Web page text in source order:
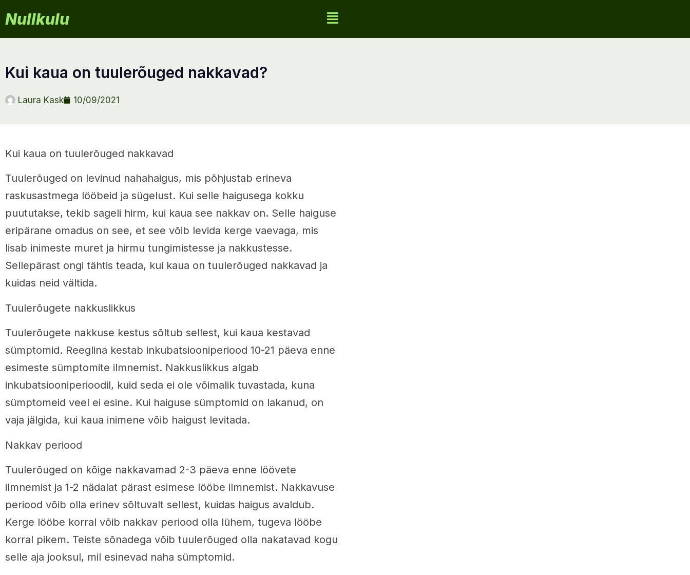
Nullkulu
kui kaua on tuulerõuged nakkavad?
Laura Kask 10/09/2021
Kui kaua on tuulerõuged nakkavad
Tuulerõuged on levinud nahahaigus, mis põhjustab erineva
raskusastmega lööbeid ja sügelust. Kui selle haigusega kokku
puututakse, tekib sageli hirm, kui kaua see nakkav on. Selle haiguse
eripärane omadus on see, et see võib levida kerge vaevaga, mis
lisab inimeste muret ja hirmu tungimistesse ja nakkustesse.
Sellepärast ongi tähtis teada, kui kaua on tuulerõuged nakkavad ja
kuidas neid vältida.
Tuulerõugete nakkuslikkus
Tuulerõugete nakkuse kestus sõltub sellest, kui kaua kestavad
sümptomid. Reeglina kestab inkubatsiooniperiood 10-21 päeva enne
esimeste sümptomite ilmnemist. Nakkuslikkus algab
inkubatsiooniperioodil, kuid seda ei ole võimalik tuvastada, kuna
sümptomeid veel ei esine. Kui haiguse sümptomid on lakanud, on
vaja jälgida, kui kaua inimene võib haigust levitada.
Nakkav periood
Tuulerõuged on kõige nakkavamad 2-3 päeva enne löövete
ilmnemist ja 1-2 nädalat pärast esimese lööbe ilmnemist. Nakkavuse
periood võib olla erinev sõltuvalt sellest, kuidas haigus avaldub.
Kerge lööbe korral võib nakkav periood olla lühem, tugeva lööbe
korral pikem. Teiste sõnadega võib tuulerõuged olla nakatavad kogu
selle aja jooksul, mil esinevad naha sümptomid.